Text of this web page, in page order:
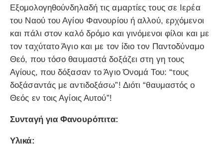
Εξομολογηθούνδηλαδή τις αμαρτίες τους σε Ιερέα
του Ναού του Αγίου Φανουρίου ή αλλού, ερχόμενοι
και πάλι στον καλό δρόμο και γινόμενοι φίλοι και με
τον ταχύτατο Άγιο και με τον ίδιο τον Παντοδύναμο
Θεό, που τόσο θαυμαστά δοξάζει στη γη τους
Αγίους, που δόξασαν το Άγιο Όνομά Του: “τους
δοξάσαντάς με αντιδοξάσω”! Διότι “θαυμαστός ο
Θεός εν τοις Αγίοις Αυτού”!
Συνταγή για Φανουρόπιτα:
Υλικά: